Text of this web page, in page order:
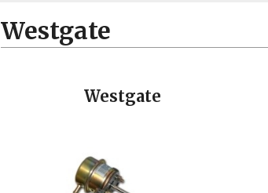
Westgate
Westgate